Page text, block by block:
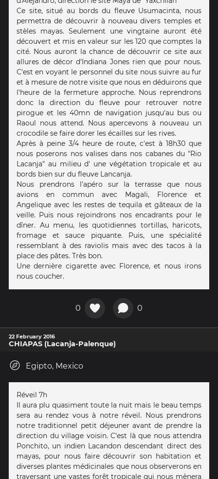
Ce site, situé au bords du fleuve Usumacinta, nous
permettra de découvrir à nouveau divers temples et
stèles mayas. Seulement une vingtaine auront été
découvert et mis en valeur sur les 120 que comptes la
cité. Nous auront la chance de découvrir ce site aux
allures de décor d'Indiana Jones rien que pour nous.
C'est en voyant le personnel du site nous suivre au fur
et à mesure de notre visite que nous en déduirons que
l'heure de la fermeture approche. Nous reprendrons
donc la direction du fleuve pour retrouver notre
pirogue et les 40mn de navigation jusqu'au bus ou
Raoul nous attend. Nous apercevons à nouveau un
crocodile se faire dorer les écailles sur les rives.
Après à peine 3/4 heure de route, c'est à 18h30 que
nous poserons nos valises dans nos cabanes du "Rio
Lacanja" au milieu d' une végétation tropicale et au
bords bien sur du fleuve Lancanja.
Nous prendrons l'apéro sur la terrasse que nous
avions en commun avec Magali, Florence et
Angelique avec les restes de tequila et gâteaux de la
veille. Puis nous rejoindrons nos encadrants pour le
dîner. Au menu, les quotidiennes tortillas, haricots,
fromage et sauce piquante. Puis, une spécialité
ressemblant à des raviolis mais avec des tacos à la
place des pâtes. Très bon.
Une dernière cigarette avec Florence, et nous irons
nous coucher.
0 0
22 February 2016
CHIAPAS (Lacanja-Palenque)
Egipto, Mexico
Réveil 7h
Il aura plu quasiment toute la nuit mais le beau temps
sera au rendez vous à notre réveil. Nous prendrons
notre traditionnel petit déjeuner avant de prendre la
direction du village voisin. C'est là que nous attendra
Ponchito, un indien Lacandon descendant direct des
mayas, pour nous faire découvrir son habitation et
diverses plantes médicinales que nous observerons en
traversant une vastes forêt tropicale qui nous mènera